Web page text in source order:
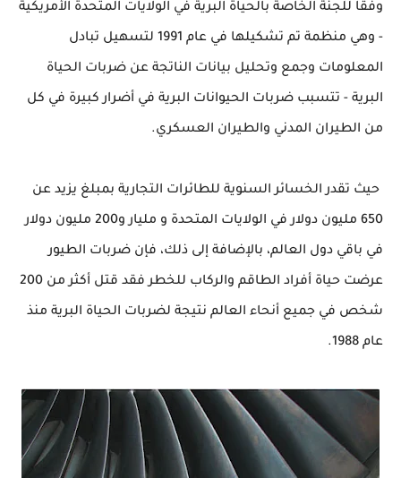
وفقًا للجنة الخاصة بالحياة البرية في الولايات المتحدة الأمريكية
- وهي منظمة تم تشكيلها في عام 1991 لتسهيل تبادل
المعلومات وجمع وتحليل بيانات الناتجة عن ضربات الحياة
البرية - تتسبب ضربات الحيوانات البرية في أضرار كبيرة في كل
من الطيران المدني والطيران العسكري.
حيث تقدر الخسائر السنوية للطائرات التجارية بمبلغ يزيد عن
650 مليون دولار في الولايات المتحدة و مليار و200 مليون دولار
في باقي دول العالم، بالإضافة إلى ذلك، فإن ضربات الطيور
عرضت حياة أفراد الطاقم والركاب للخطر فقد قتل أكثر من 200
شخص في جميع أنحاء العالم نتيجة لضربات الحياة البرية منذ
عام 1988.